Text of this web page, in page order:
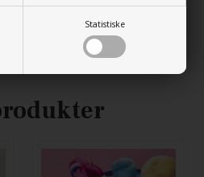
Statistiske
i blød.